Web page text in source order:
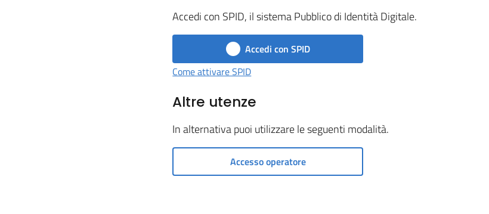
Accedi con SPID, il sistema Pubblico di Identità Digitale.
Accedi con SPID
Come attivare SPID
Altre utenze
In alternativa puoi utilizzare le seguenti modalità.
Accesso operatore